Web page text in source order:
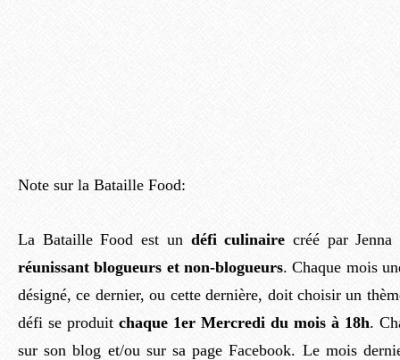
Note sur la Bataille Food:
La Bataille Food est undéfi culinaire créé par
réunissant blogueurs et non-blogueurs. Chaque mois
désigné, ce dernier, ou cette dernière, doit choisir un
défi se produit chaque 1er Mercredi du mois à 18h.
sur son blog et/ou sur sa page Facebook. Le mois